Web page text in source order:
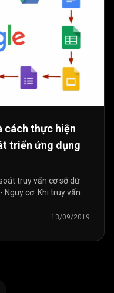
cách thực hiện
triển ứng dụng
truy vấn cơ sỡ dữ
Nguy cơ: Khi truy vấn
13/09/2019